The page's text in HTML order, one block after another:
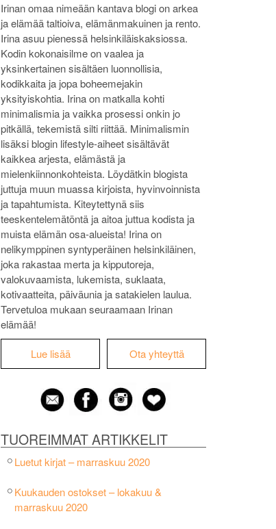
Irinan omaa nimeään kantava blogi on arkea
ja elämää taltioiva, elämänmakuinen ja rento.
Irina asuu pienessä helsinkiläiskaksiossa.
Kodin kokonaisilme on vaalea ja
yksinkertainen sisältäen luonnollisia,
kodikkaita ja jopa boheemejakin
yksityiskohtia. Irina on matkalla kohti
minimalismia ja vaikka prosessi onkin jo
pitkällä, tekemistä silti riittää. Minimalismin
lisäksi blogin lifestyle-aiheet sisältävät
kaikkea arjesta, elämästä ja
mielenkiinnonkohteista. Löydätkin blogista
juttuja muun muassa kirjoista, hyvinvoinnista
ja tapahtumista. Kiteytettynä siis
teeskentelemätöntä ja aitoa juttua kodista ja
muista elämän osa-alueista! Irina on
nelikymppinen syntyperäinen helsinkiläinen,
joka rakastaa merta ja kipputoreja,
valokuvaamista, lukemista, suklaata,
kotivaatteita, päiväunia ja satakielen laulua.
Tervetuloa mukaan seuraamaan Irinan
elämää!
Lue lisää Ota yhteyttä
TUOREIMMAT ARTIKKELIT
Luetut kirjat – marraskuu 2020
Kuukauden ostokset – lokakuu &
marraskuu 2020